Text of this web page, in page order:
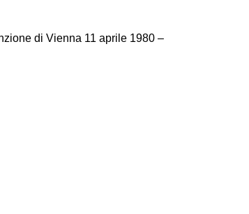
di Vienna 11 aprile 1980 –